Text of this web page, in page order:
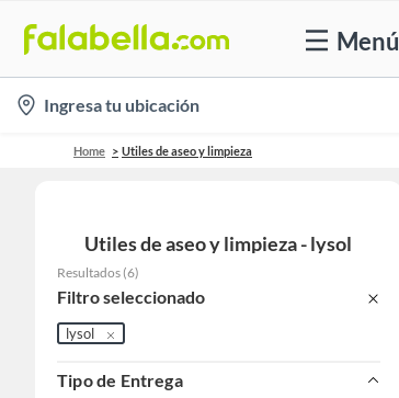
Menú
location-
icon
Ingresa tu ubicación
Home Utiles de aseo y limpieza
Utiles de aseo y limpieza - lysol
Resultados (6)
Filtro seleccionado
lysol
Tipo de Entrega